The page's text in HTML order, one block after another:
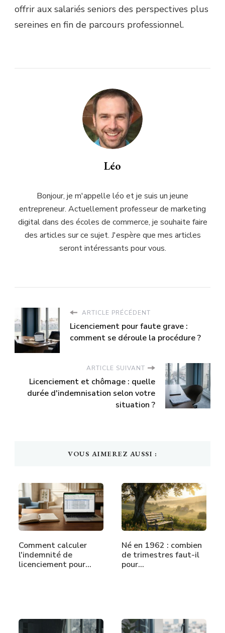
offrir aux salariés seniors des perspectives plus
sereines en fin de parcours professionnel.
Léo
Bonjour, je m'appelle léo et je suis un jeune
entrepreneur. Actuellement professeur de marketing
digital dans des écoles de commerce, je souhaite faire
des articles sur ce sujet. J'espère que mes articles
seront intéressants pour vous.
ARTICLE PRÉCÉDENT
Licenciement pour faute grave :
comment se déroule la procédure ?
ARTICLE SUIVANT
Licenciement et chômage : quelle
durée d'indemnisation selon votre
situation ?
VOUS AIMEREZ AUSSI :
Comment calculer
l'indemnité de
licenciement pour…
Né en 1962 : combien
de trimestres faut-il
pour…